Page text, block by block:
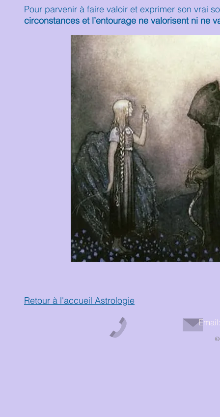
Pour parvenir à faire valoir et exprimer son vrai
circonstances et l’entourage ne valorisent ni ne
Retour à l'accueil Astrologie
©